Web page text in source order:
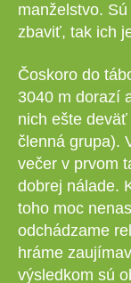
manželstvo.
zbaviť, tak ich
Čoskoro do
3040 m dorazí
nich ešte
členná grupa).
večer v prvom
dobrej nálade.
toho moc
odchádzame
hráme
výsledkom sú